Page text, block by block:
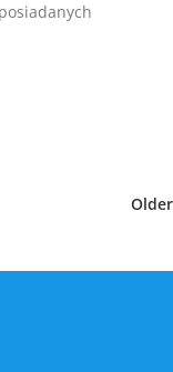
Older